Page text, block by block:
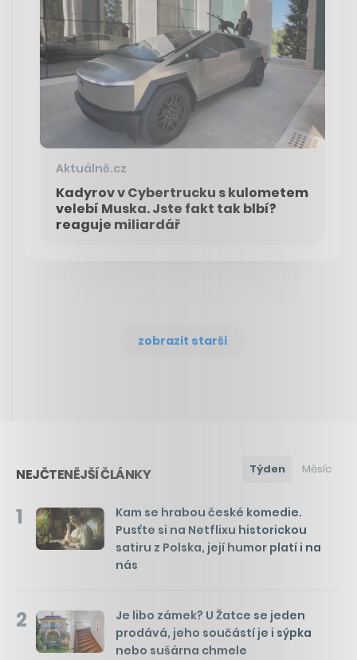
Aktuálně.cz
Kadyrov v Cybertrucku s kulometem
velebí Muska. Jste fakt tak blbí?
reaguje miliardář
zobrazit starší
NEJČTENĚJŠÍ ČLÁNKY Týden Měsíc
1
Kam se hrabou české komedie.
Pusťte si na Netflixu historickou
satiru z Polska, její humor platí i na
nás
2
Je libo zámek? U Žatce se jeden
prodává, jeho součástí je i sýpka
nebo sušárna chmele